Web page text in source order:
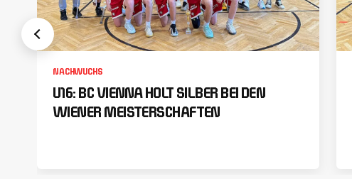
NACHWUCHS
U16: BC VIENNA HOLT SILBER BEI DEN
WIENER MEISTERSCHAFTEN